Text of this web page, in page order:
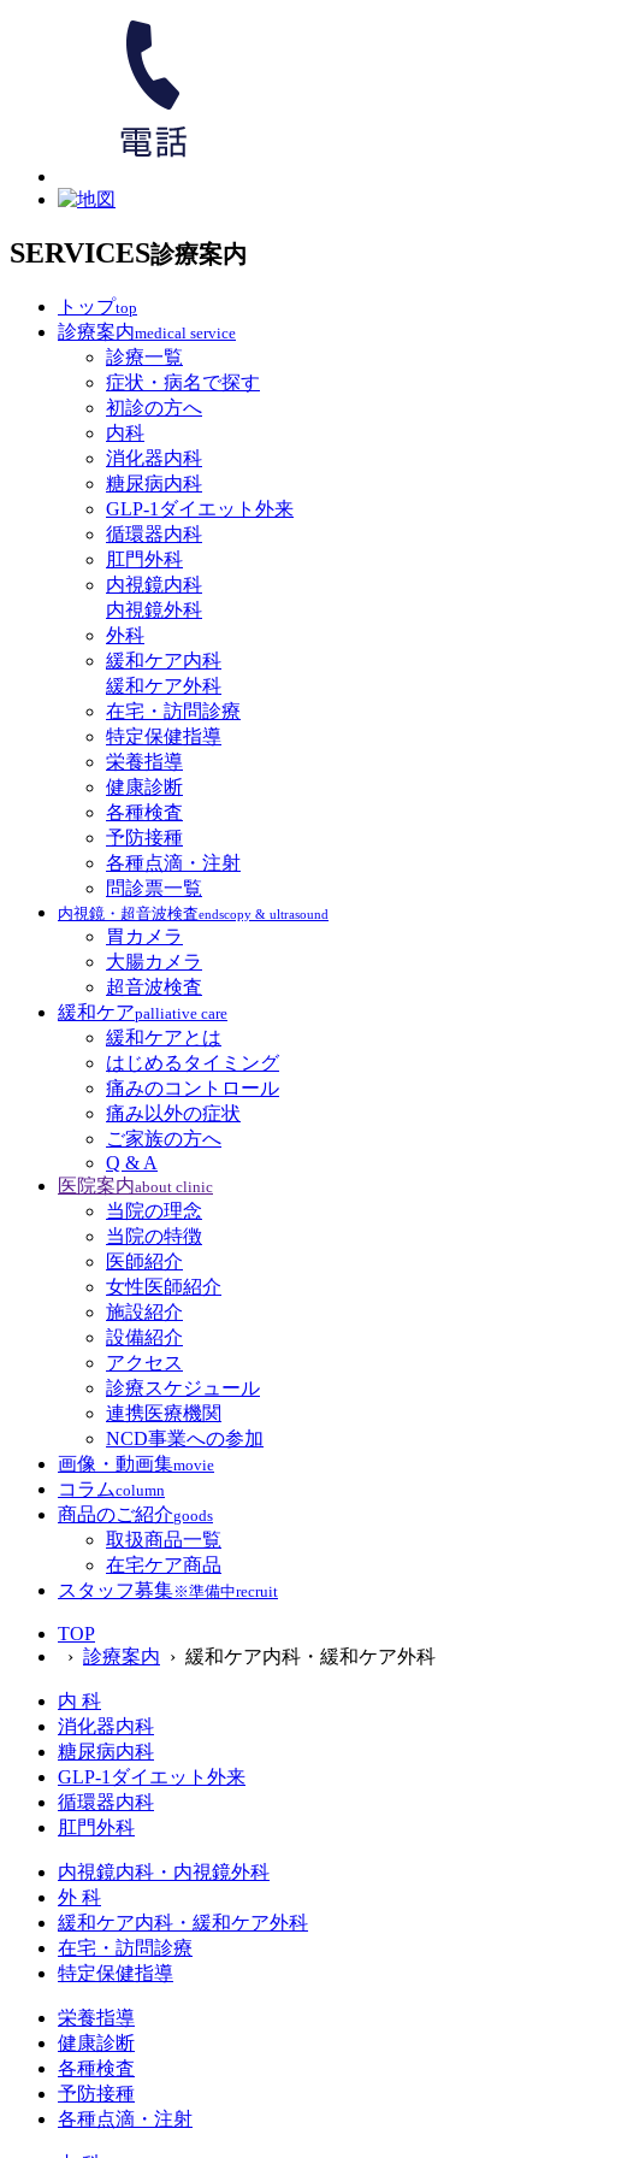
SERVICES診療案内
トップtop
診療案内medical service
診療一覧
症状・病名で探す
初診の方へ
内科
消化器内科
糖尿病内科
GLP‐1ダイエット外来
循環器内科
肛門外科
内視鏡内科
内視鏡外科
外科
緩和ケア内科
緩和ケア外科
在宅・訪問診療
特定保健指導
栄養指導
健康診断
各種検査
予防接種
各種点滴・注射
問診票一覧
内視鏡・超音波検査endscopy & ultrasound
胃カメラ
大腸カメラ
超音波検査
緩和ケアpalliative care
緩和ケアとは
はじめるタイミング
痛みのコントロール
痛み以外の症状
ご家族の方へ
Q & A
医院案内about clinic
当院の理念
当院の特徴
医師紹介
女性医師紹介
施設紹介
設備紹介
アクセス
診療スケジュール
連携医療機関
NCD事業への参加
画像・動画集movie
コラムcolumn
商品のご紹介goods
取扱商品一覧
在宅ケア商品
スタッフ募集※準備中recruit
TOP
› 診療案内 › 緩和ケア内科・緩和ケア外科
内 科
消化器内科
糖尿病内科
GLP‐1ダイエット外来
循環器内科
肛門外科
内視鏡内科・内視鏡外科
外 科
緩和ケア内科・緩和ケア外科
在宅・訪問診療
特定保健指導
栄養指導
健康診断
各種検査
予防接種
各種点滴・注射